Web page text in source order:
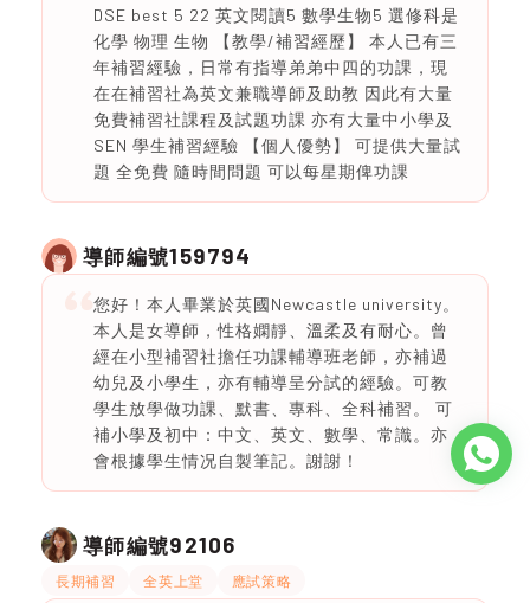
DSE best 5 22 英文閱讀5 數學生物5 選修科是
化學 物理 生物 【教學/補習經歷】 本人已有三
年補習經驗，日常有指導弟弟中四的功課，現
在在補習社為英文兼職導師及助教 因此有大量
免費補習社課程及試題功課 亦有大量中小學及
SEN 學生補習經驗 【個人優勢】 可提供大量試
題 全免費 隨時間問題 可以每星期俾功課
導師編號159794
您好！本人畢業於英國Newcastle university。
本人是女導師，性格嫻靜、溫柔及有耐心。曾
經在小型補習社擔任功課輔導班老師，亦補過
幼兒及小學生，亦有輔導呈分試的經驗。可教
學生放學做功課、默書、專科、全科補習。 可
補小學及初中：中文、英文、數學、常識。亦
會根據學生情况自製筆記。謝謝！
導師編號92106
長期補習 全英上堂 應試策略